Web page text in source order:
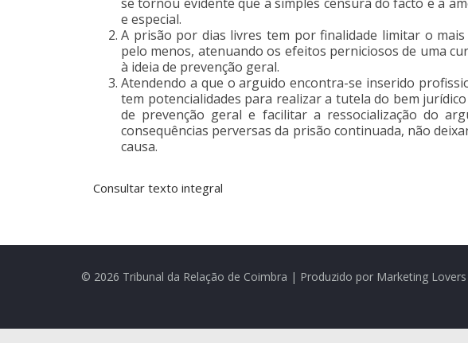
e especial.
A prisão por dias livres tem por finalidade limitar o
pelo menos, atenuando os efeitos perniciosos de uma
à ideia de prevenção geral.
Atendendo a que o arguido encontra-se inserido
tem potencialidades para realizar a tutela do bem
de prevenção geral e facilitar a ressocialização do
consequências perversas da prisão continuada, não
causa.
Consultar texto integral
© 2026 Tribunal da Relação de Coimbra | Produzido por Marketing Lovers